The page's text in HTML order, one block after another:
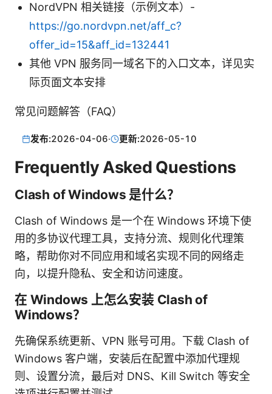
NordVPN 相关链接（示例文本）-
https://go.nordvpn.net/aff_c?
offer_id=15&aff_id=132441
其他 VPN 服务同一域名下的入口文本，详见实
际页面文本安排
常见问题解答（FAQ）
发布:2026-04-06· 更新:2026-05-10
Frequently Asked Questions
Clash of Windows 是什么？
Clash of Windows 是一个在 Windows 环境下使
用的多协议代理工具，支持分流、规则化代理策
略，帮助你对不同应用和域名实现不同的网络走
向，以提升隐私、安全和访问速度。
在 Windows 上怎么安装 Clash of
Windows？
先确保系统更新、VPN 账号可用。下载 Clash of
Windows 客户端，安装后在配置中添加代理规
则、设置分流，最后对 DNS、Kill Switch 等安全